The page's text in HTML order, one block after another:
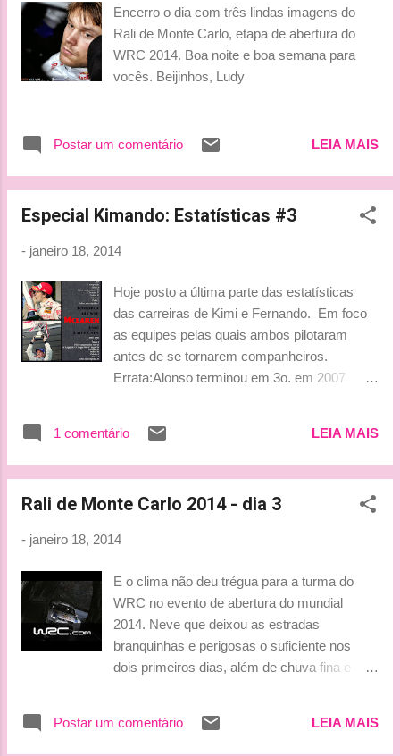
Encerro o dia com três lindas imagens do
Rali de Monte Carlo, etapa de abertura do
WRC 2014. Boa noite e boa semana para
vocês. Beijinhos, Ludy
Postar um comentário LEIA MAIS
Especial Kimando: Estatísticas #3
- janeiro 18, 2014
Hoje posto a última parte das estatísticas
das carreiras de Kimi e Fernando. Em foco
as equipes pelas quais ambos pilotaram
antes de se tornarem companheiros.
Errata:Alonso terminou em 3o. em 2007
1 comentário
LEIA MAIS
Rali de Monte Carlo 2014 - dia 3
- janeiro 18, 2014
E o clima não deu trégua para a turma do
WRC no evento de abertura do mundial
2014. Neve que deixou as estradas
branquinhas e perigosas o suficiente nos
dois primeiros dias, além de chuva fina e
navegadores. Mas quem pode pode né? E
Sébastien Ogier mostrou que ele é quem
Postar um comentário LEIA MAIS